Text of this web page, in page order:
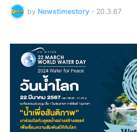
by Newstimestory - 20.3.67